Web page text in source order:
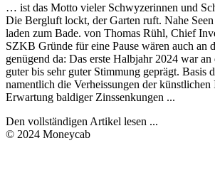
… ist das Motto vieler Schwyzerinnen und
Die Bergluft lockt, der Garten ruft. Nahe
laden zum Bade. von Thomas Rühl, Chief
SZKB Gründe für eine Pause wären auch an
genügend da: Das erste Halbjahr 2024 war
guter bis sehr guter Stimmung geprägt. Basis
namentlich die Verheissungen der
Erwartung baldiger Zinssenkungen ...
Den vollständigen Artikel lesen ...
© 2024 Moneycab